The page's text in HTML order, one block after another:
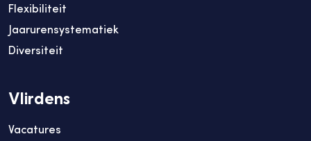
Flexibiliteit
Jaarurensystematiek
Diversiteit
Vlirdens
Vacatures